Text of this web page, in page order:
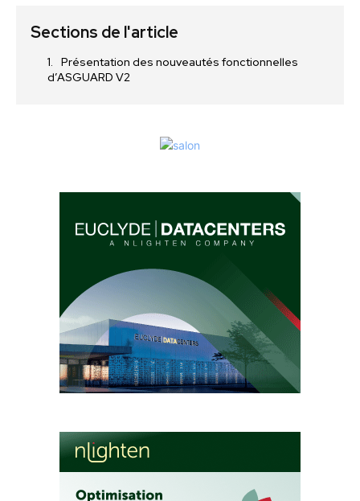
Sections de l'article
Présentation des nouveautés fonctionnelles
d’ASGUARD V2